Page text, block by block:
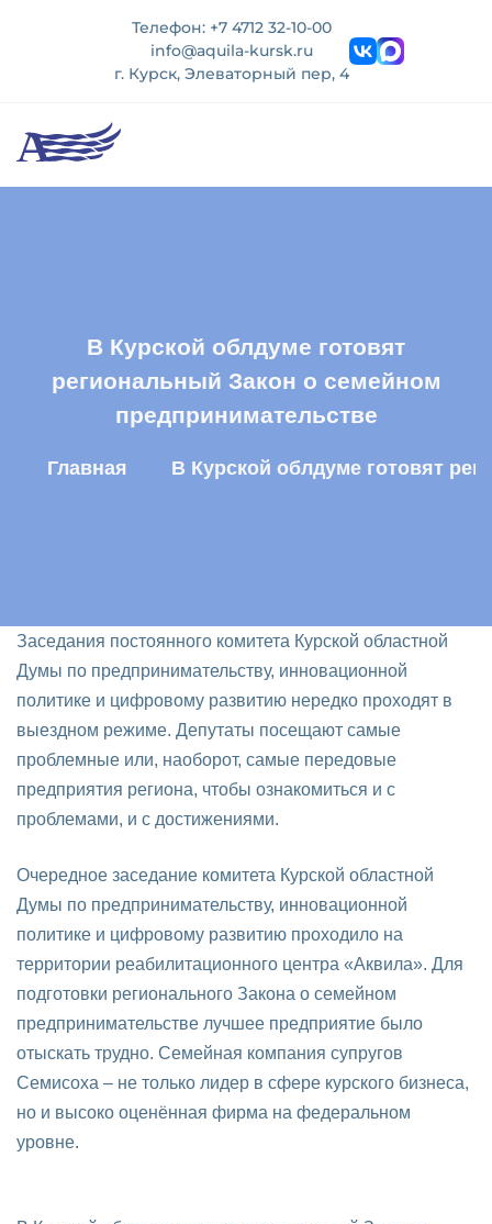
Телефон: +7 4712 32-10-00
info@aquila-kursk.ru
г. Курск, Элеваторный пер, 4
В Курской облдуме готовят
региональный Закон о семейном
предпринимательстве
Главная В Курской облдуме готовят
Заседания постоянного комитета Курской областной
Думы по предпринимательству, инновационной
политике и цифровому развитию нередко проходят в
выездном режиме. Депутаты посещают самые
проблемные или, наоборот, самые передовые
предприятия региона, чтобы ознакомиться и с
проблемами, и с достижениями.
Очередное заседание комитета Курской областной
Думы по предпринимательству, инновационной
политике и цифровому развитию проходило на
территории реабилитационного центра «Аквила». Для
подготовки регионального Закона о семейном
предпринимательстве лучшее предприятие было
отыскать трудно. Семейная компания супругов
Семисоха – не только лидер в сфере курского бизнеса,
но и высоко оценённая фирма на федеральном
уровне.